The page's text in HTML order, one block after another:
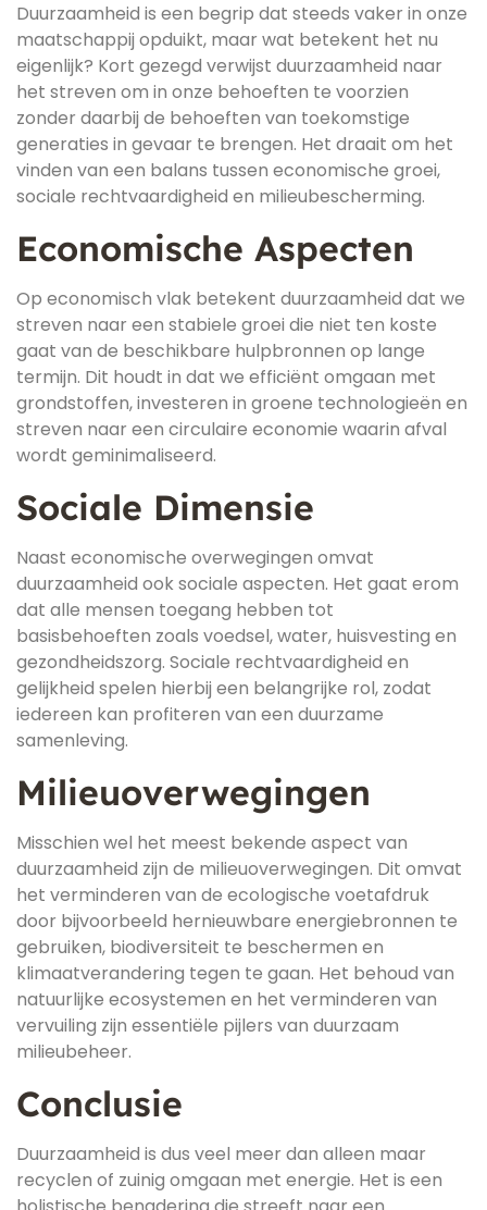
Duurzaamheid is een begrip dat steeds vaker in onze
maatschappij opduikt, maar wat betekent het nu
eigenlijk? Kort gezegd verwijst duurzaamheid naar
het streven om in onze behoeften te voorzien
zonder daarbij de behoeften van toekomstige
generaties in gevaar te brengen. Het draait om het
vinden van een balans tussen economische groei,
sociale rechtvaardigheid en milieubescherming.
Economische Aspecten
Op economisch vlak betekent duurzaamheid dat we
streven naar een stabiele groei die niet ten koste
gaat van de beschikbare hulpbronnen op lange
termijn. Dit houdt in dat we efficiënt omgaan met
grondstoffen, investeren in groene technologieën en
streven naar een circulaire economie waarin afval
wordt geminimaliseerd.
Sociale Dimensie
Naast economische overwegingen omvat
duurzaamheid ook sociale aspecten. Het gaat erom
dat alle mensen toegang hebben tot
basisbehoeften zoals voedsel, water, huisvesting en
gezondheidszorg. Sociale rechtvaardigheid en
gelijkheid spelen hierbij een belangrijke rol, zodat
iedereen kan profiteren van een duurzame
samenleving.
Milieuoverwegingen
Misschien wel het meest bekende aspect van
duurzaamheid zijn de milieuoverwegingen. Dit omvat
het verminderen van de ecologische voetafdruk
door bijvoorbeeld hernieuwbare energiebronnen te
gebruiken, biodiversiteit te beschermen en
klimaatverandering tegen te gaan. Het behoud van
natuurlijke ecosystemen en het verminderen van
vervuiling zijn essentiële pijlers van duurzaam
milieubeheer.
Conclusie
Duurzaamheid is dus veel meer dan alleen maar
recyclen of zuinig omgaan met energie. Het is een